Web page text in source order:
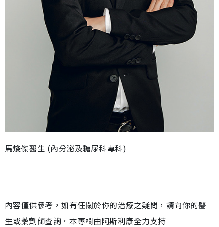
馬焌傑醫生 (內分泌及糖尿科專科)
內容僅供參考，如有任關於你的治療之疑問，請向你的醫
生或藥劑師查詢。本專欄由阿斯利康全力支持